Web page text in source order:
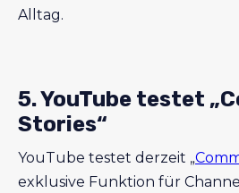
Alltag.
5. YouTube testet
Stories“
YouTube testet derzeit „
exklusive Funktion für